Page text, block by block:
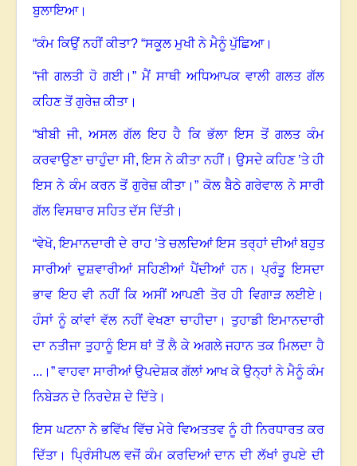
ਬੁਲਾਇਆ।
“ਕੰਮ ਕਿਉਂ ਨਹੀਂ ਕੀਤਾ? “ਸਕੂਲ ਮੁਖੀ ਨੇ ਮੈਨੂੰ ਪੁੱਛਿਆ।
“ਜੀ ਗਲਤੀ ਹੋ ਗਈ। ” ਮੈਂ ਸਾਥੀ ਅਧਿਆਪਕ ਵਾਲੀ ਗਲਤ ਗੱਲ
ਕਹਿਣ ਤੋਂ ਗੁਰੇਜ਼ ਕੀਤਾ ।
“ਬੀਬੀ ਜੀ,ਅਸਲ ਗੱਲ ਇਹ ਹੈ ਕਿ ਭੱਲਾ ਇਸ ਤੋਂ ਗਲਤ ਕੰਮ
ਕਰਵਾਉਣਾ ਚਾਹੁੰਦਾ ਸੀ, ਇਸ ਨੇ ਕੀਤਾ ਨਹੀਂ। ਉਸਦੇ ਕਹਿਣ ’ਤੇ ਹੀ
ਇਸ ਨੇ ਕੰਮ ਕਰਨ ਤੋਂ ਗੁਰੇਜ਼ ਕੀਤਾ ।” ਕੋਲ ਬੈਠੇ ਗਰੇਵਾਲ ਨੇ ਸਾਰੀ
ਗੱਲ ਵਿਸਥਾਰ ਸਹਿਤ ਦੱਸ ਦਿੱਤੀ।
“ਵੇਖੋ,ਇਮਾਨਦਾਰੀ ਦੇ ਰਾਹ ’ਤੇ ਚਲਦਿਆਂ ਇਸ ਤਰ੍ਹਾਂ ਦੀਆਂ ਬਹੁਤ
ਸਾਰੀਆਂ ਦੁਸ਼ਵਾਰੀਆਂ ਸਹਿਣੀਆਂ ਪੈਂਦੀਆਂ ਹਨ।ਪ੍ਰੰਤੂ ਇਸਦਾ
ਭਾਵ ਇਹ ਵੀ ਨਹੀਂ ਕਿ ਅਸੀਂ ਆਪਣੀ ਤੋਰ ਹੀ ਵਿਗਾੜ ਲਈਏ ।
ਹੰਸਾਂ ਨੂੰ ਕਾਂਵਾਂ ਵੱਲ ਨਹੀਂ ਵੇਖਣਾ ਚਾਹੀਦਾ। ਤੁਹਾਡੀ ਇਮਾਨਦਾਰੀ
ਦਾ ਨਤੀਜਾ ਤੁਹਾਨੂੰ ਇਸ ਥਾਂ ਤੋਂ ਲੈ ਕੇ ਅਗਲੇ ਜਹਾਨ ਤਕ ਮਿਲਦਾ ਹੈ
... । ” ਵਾਹਵਾ ਸਾਰੀਆਂ ਉਪਦੇਸ਼ਕ ਗੱਲਾਂ ਆਖ ਕੇ ਉਨ੍ਹਾਂ ਨੇ ਮੈਨੂੰ ਕੰਮ
ਨਿਬੇੜਨ ਦੇ ਨਿਰਦੇਸ਼ ਦੇ ਦਿੱਤੇ।
ਇਸ ਘਟਨਾ ਨੇ ਭਵਿੱਖ ਵਿੱਚ ਮੇਰੇ ਵਿਅਤਤਵ ਨੂੰ ਹੀ ਨਿਰਧਾਰਤ ਕਰ
ਦਿੱਤਾ । ਪ੍ਰਿੰਸੀਪਲ ਵਜੋਂ ਕੰਮ ਕਰਦਿਆਂ ਦਾਨ ਦੀ ਲੱਖਾਂ ਰੁਪਏ ਦੀ